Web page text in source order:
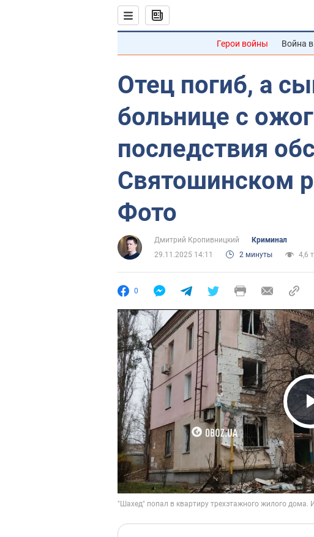
Герои войны Война
Отец погиб, а
больнице с
последствия
Святошинском
Фото
Дмитрий Кропивницкий
Криминал
29.11.2025 14:11
2 минуты 4,6
0